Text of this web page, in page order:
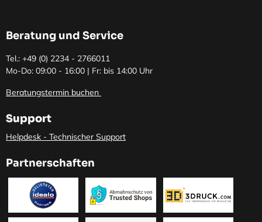
Beratung und Service
Tel.: +49 (0) 2234 - 2766011
Mo-Do: 09:00 - 16:00 | Fr: bis 14:00 Uhr
Beratungstermin buchen
Support
Helpdesk - Technischer Support
Partnerschaften